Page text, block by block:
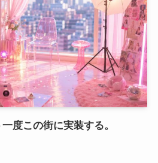
度この街に実装する。